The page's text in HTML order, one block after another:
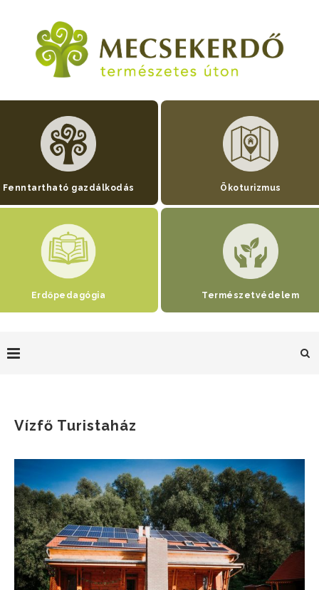
Fenntartható gazdálkodás Ökoturizmus
Erdőpedagógia Természetvédelem
Vízfő Turistaház